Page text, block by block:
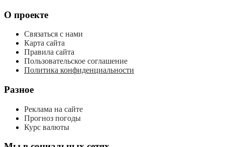
О проекте
Связаться с нами
Карта сайта
Правила сайта
Пользовательское соглашение
Политика конфиденциальности
Разное
Реклама на сайте
Прогноз погоды
Курс валюты